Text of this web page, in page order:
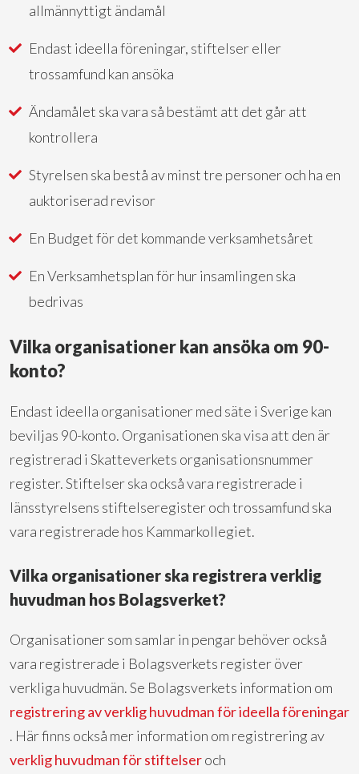
allmännyttigt ändamål
Endast ideella föreningar, stiftelser eller
trossamfund kan ansöka
Ändamålet ska vara så bestämt att det går att
kontrollera
Styrelsen ska bestå av minst tre personer och ha en
auktoriserad revisor
En Budget för det kommande verksamhetsåret
En Verksamhetsplan för hur insamlingen ska
bedrivas
Vilka organisationer kan ansöka om 90-
konto?
Endast ideella organisationer med säte i Sverige kan
beviljas 90-konto. Organisationen ska visa att den är
registrerad i Skatteverkets organisationsnummer
register. Stiftelser ska också vara registrerade i
länsstyrelsens stiftelseregister och trossamfund ska
vara registrerade hos Kammarkollegiet.
Vilka organisationer ska registrera verklig
huvudman hos Bolagsverket?
Organisationer som samlar in pengar behöver också
vara registrerade i Bolagsverkets register över
verkliga huvudmän. Se Bolagsverkets information om
registrering av verklig huvudman för ideella föreningar
. Här finns också mer information om registrering av
verklig huvudman för stiftelseroch